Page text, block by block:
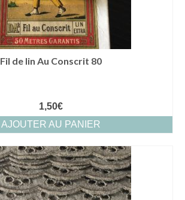
Fil de lin Au Conscrit 80
1,50€
AJOUTER AU PANIER